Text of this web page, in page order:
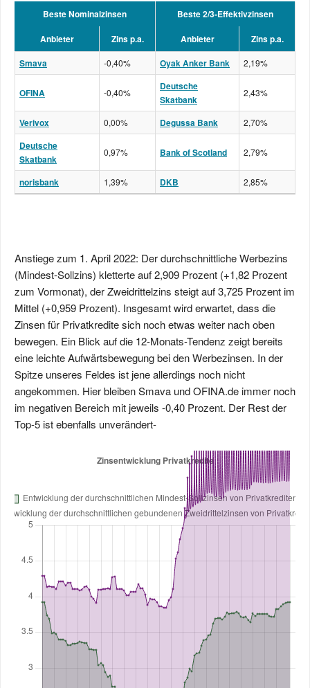
Beste Nominalzinsen
Beste 2/3-Effektivzinsen
Anbieter
Zins p.a. Anbieter
Zins p.a.
Smava
-0,40% Oyak Anker Bank 2,19%
OFINA -0,40%
Deutsche
Skatbank
2,43%
Verivox 0,00% Degussa Bank 2,70%
Deutsche
Skatbank
0,97% Bank of Scotland 2,79%
norisbank 1,39% DKB 2,85%
Anstiege zum 1. April 2022: Der durchschnittliche Werbezins
(Mindest-Sollzins) kletterte auf 2,909 Prozent (+1,82 Prozent
zum Vormonat), der Zweidrittelzins steigt auf 3,725 Prozent im
Mittel (+0,959 Prozent). Insgesamt wird erwartet, dass die
Zinsen für Privatkredite sich noch etwas weiter nach oben
bewegen. Ein Blick auf die 12-Monats-Tendenz zeigt bereits
eine leichte Aufwärtsbewegung bei den Werbezinsen. In der
Spitze unseres Feldes ist jene allerdings noch nicht
angekommen. Hier bleiben Smava und OFINA.de immer noch
im negativen Bereich mit jeweils -0,40 Prozent. Der Rest der
Top-5 ist ebenfalls unverändert-